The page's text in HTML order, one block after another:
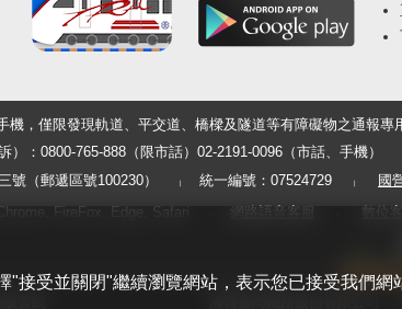
，僅限發現軌道、平交道、橋樑及隧道等有障礙物之通報專
：0800-765-888（限市話）02-2191-0096（市話、手機）
號（郵遞區號100230）
統一編號：07524729 國
FireFox, Edge, Safari
網路語音客服 數位
接受並關閉"繼續瀏覽網站，表示您已接受我們網